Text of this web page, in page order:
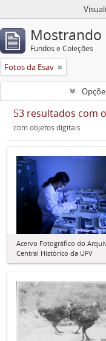
Mostrando
Fundos e Coleções
Fotos da Esav
53 resultados com
com objetos digitais
Acervo Fotográfico do
Central Histórico da UFV